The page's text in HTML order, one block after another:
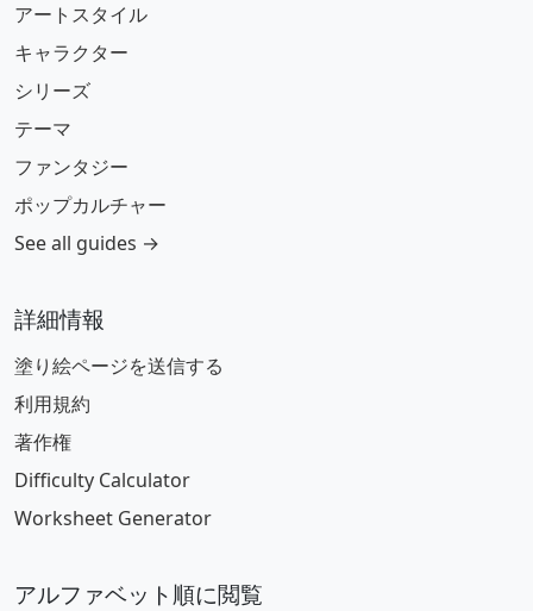
アートスタイル
キャラクター
シリーズ
テーマ
ファンタジー
ポップカルチャー
See all guides →
詳細情報
塗り絵ページを送信する
利用規約
著作権
Difficulty Calculator
Worksheet Generator
アルファベット順に閲覧